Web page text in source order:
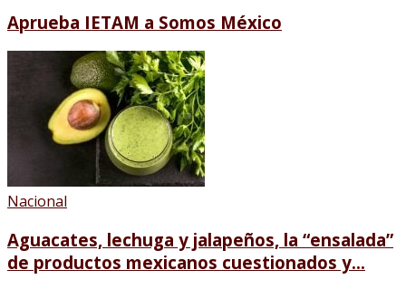
Aprueba IETAM a Somos México
Nacional
Aguacates, lechuga y jalapeños, la “ensalada”
de productos mexicanos cuestionados y...